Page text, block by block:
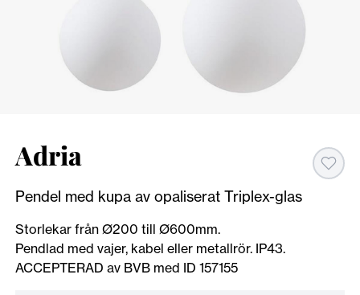
Adria
Pendel med kupa av opaliserat Triplex-glas
Storlekar från Ø200 till Ø600mm.
Pendlad med vajer, kabel eller metallrör. IP43.
ACCEPTERAD av BVB med ID 157155